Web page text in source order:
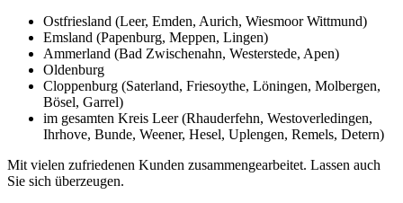
Ostfriesland (Leer, Emden, Aurich, Wiesmoor Wittmund)
Emsland (Papenburg, Meppen, Lingen)
Ammerland (Bad Zwischenahn, Westerstede, Apen)
Oldenburg
Cloppenburg (Saterland, Friesoythe, Löningen, Molbergen,
Bösel, Garrel)
im gesamten Kreis Leer (Rhauderfehn, Westoverledingen,
Ihrhove, Bunde, Weener, Hesel, Uplengen, Remels, Detern)
Mit vielen zufriedenen Kunden zusammengearbeitet. Lassen auch
Sie sich überzeugen.